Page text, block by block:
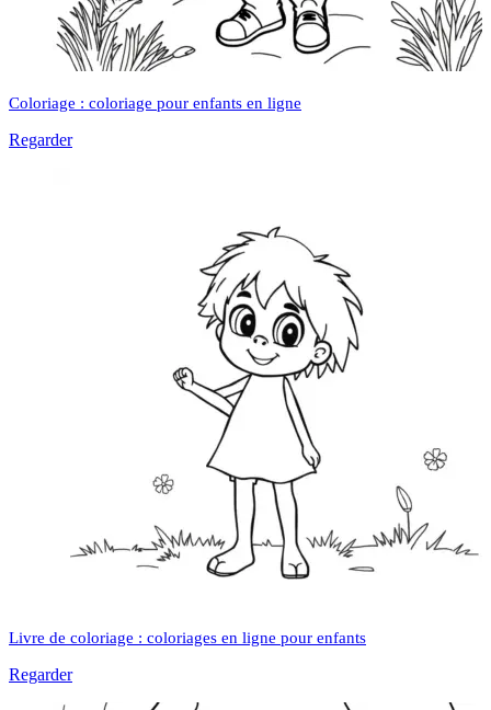
Coloriage : coloriage pour enfants en ligne
Regarder
Livre de coloriage : coloriages en ligne pour enfants
Regarder